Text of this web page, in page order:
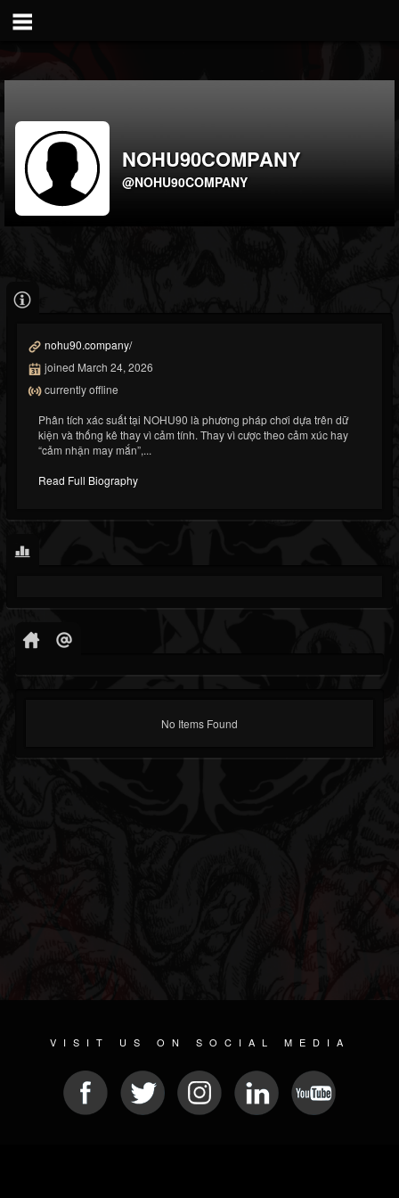
NOHU90COMPANY
@NOHU90COMPANY
nohu90.company/
joined March 24, 2026
currently offline
Phân tích xác suất tại NOHU90 là phương pháp chơi dựa trên dữ
kiện và thống kê thay vì cảm tính. Thay vì cược theo cảm xúc hay
“cảm nhận may mắn”,...
Read Full Biography
No Items Found
VISIT US ON SOCIAL MEDIA